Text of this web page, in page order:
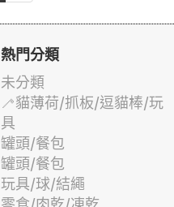
熱門分類
未分類
🦯貓薄荷/抓板/逗貓棒/玩
具
罐頭/餐包
罐頭/餐包
玩具/球/結繩